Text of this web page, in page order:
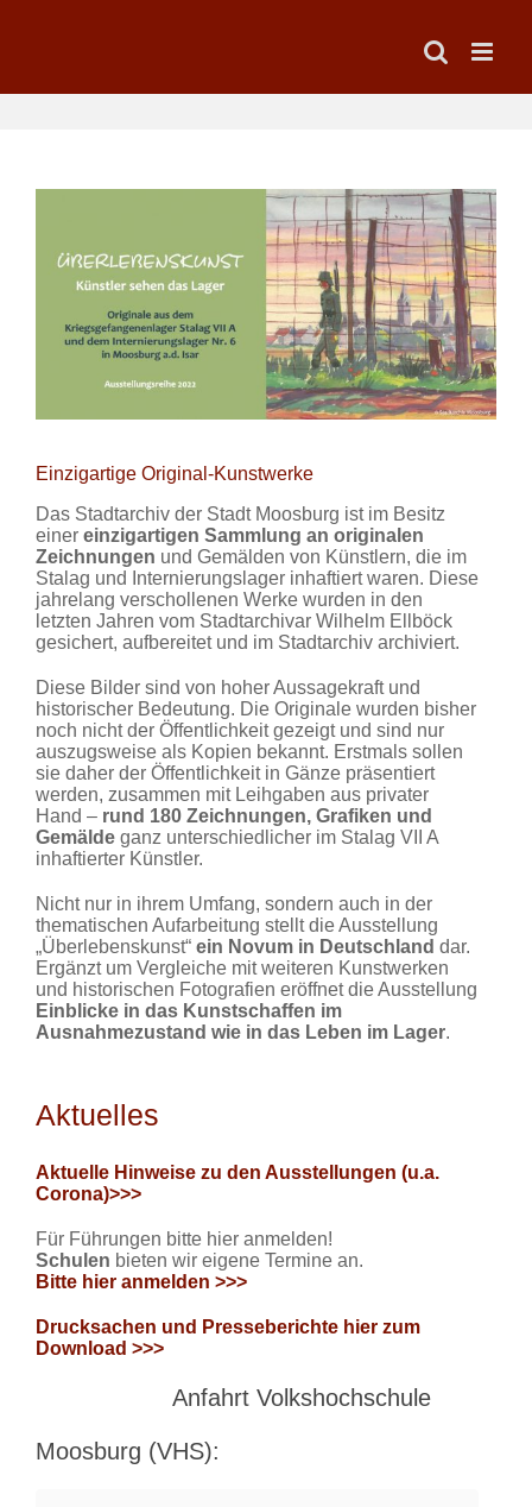
Einzigartige Original-Kunstwerke
Das Stadtarchiv der Stadt Moosburg ist im Besitz
einer einzigartigen Sammlung an originalen
Zeichnungen und Gemälden von Künstlern, die im
Stalag und Internierungslager inhaftiert waren. Diese
jahrelang verschollenen Werke wurden in den
letzten Jahren vom Stadtarchivar Wilhelm Ellböck
gesichert, aufbereitet und im Stadtarchiv archiviert.
Diese Bilder sind von hoher Aussagekraft und
historischer Bedeutung. Die Originale wurden bisher
noch nicht der Öffentlichkeit gezeigt und sind nur
auszugsweise als Kopien bekannt. Erstmals sollen
sie daher der Öffentlichkeit in Gänze präsentiert
werden, zusammen mit Leihgaben aus privater
Hand – rund 180 Zeichnungen, Grafiken und
Gemäldeganz unterschiedlicher im Stalag VII A
inhaftierter Künstler.
Nicht nur in ihrem Umfang, sondern auch in der
thematischen Aufarbeitung stellt die Ausstellung
„Überlebenskunst“ein Novum in Deutschland dar.
Ergänzt um Vergleiche mit weiteren Kunstwerken
und historischen Fotografien eröffnet die Ausstellung
Einblicke in das Kunstschaffen im
Ausnahmezustand wie in das Leben im Lager.
Aktuelles
Aktuelle Hinweise zu den Ausstellungen (u.a.
Corona)>>>
Für Führungen bitte hier anmelden!
Schulen bieten wir eigene Termine an.
Bitte hier anmelden >>>
Drucksachen und Presseberichte hier zum
Download >>>
Anfahrt Volkshochschule
Moosburg (VHS):